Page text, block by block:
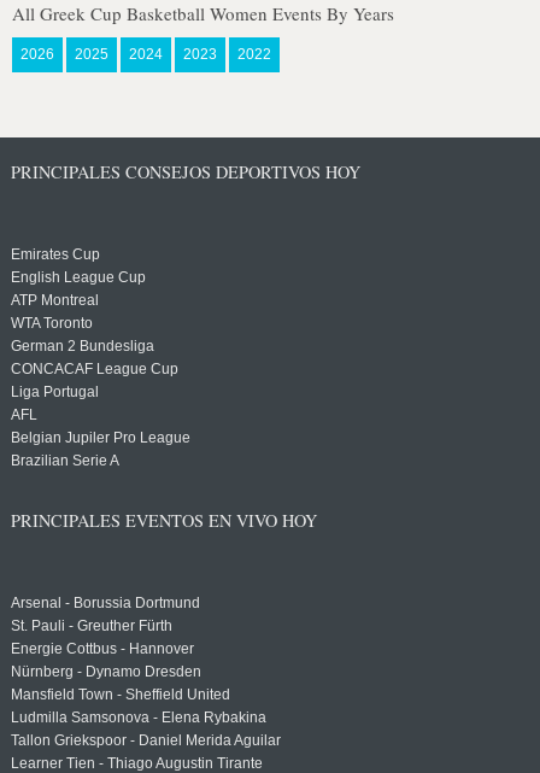
All Greek Cup Basketball Women Events By Years
2026 2025 2024 2023 2022
PRINCIPALES CONSEJOS DEPORTIVOS HOY
Emirates Cup
English League Cup
ATP Montreal
WTA Toronto
German 2 Bundesliga
CONCACAF League Cup
Liga Portugal
AFL
Belgian Jupiler Pro League
Brazilian Serie A
PRINCIPALES EVENTOS EN VIVO HOY
Arsenal - Borussia Dortmund
St. Pauli - Greuther Fürth
Energie Cottbus - Hannover
Nürnberg - Dynamo Dresden
Mansfield Town - Sheffield United
Ludmilla Samsonova - Elena Rybakina
Tallon Griekspoor - Daniel Merida Aguilar
Learner Tien - Thiago Augustin Tirante